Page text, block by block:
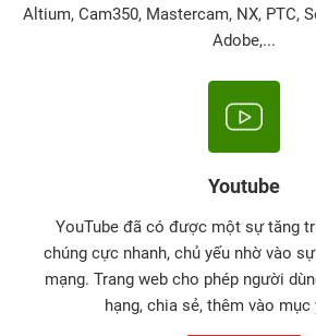
Altium, Cam350, Mastercam, NX, PTC,
Adobe,...
Youtube
YouTube đã có được một sự tăng
chúng cực nhanh, chủ yếu nhờ vào
mạng. Trang web cho phép người
hạng, chia sẻ, thêm vào mục